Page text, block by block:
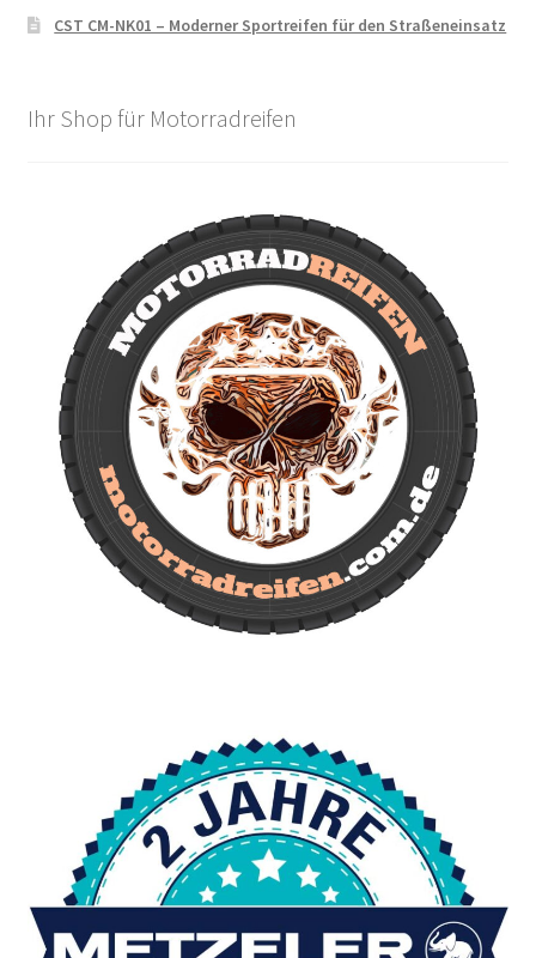
CST CM-NK01 – Moderner Sportreifen für den Straßeneinsatz
Ihr Shop für Motorradreifen